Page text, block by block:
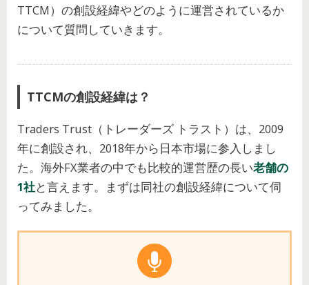
TTCM）の創設経緯やどのように運営されているか
について質問していきます。
TTCMの創設経緯は？
Traders Trust（トレーダーズ トラスト）は、2009
年に創設され、2018年から日本市場に参入しまし
た。海外FX業者の中でも比較的運営歴の長い老舗の
1社と言えます。まずは同社の創設経緯について伺
ってみました。